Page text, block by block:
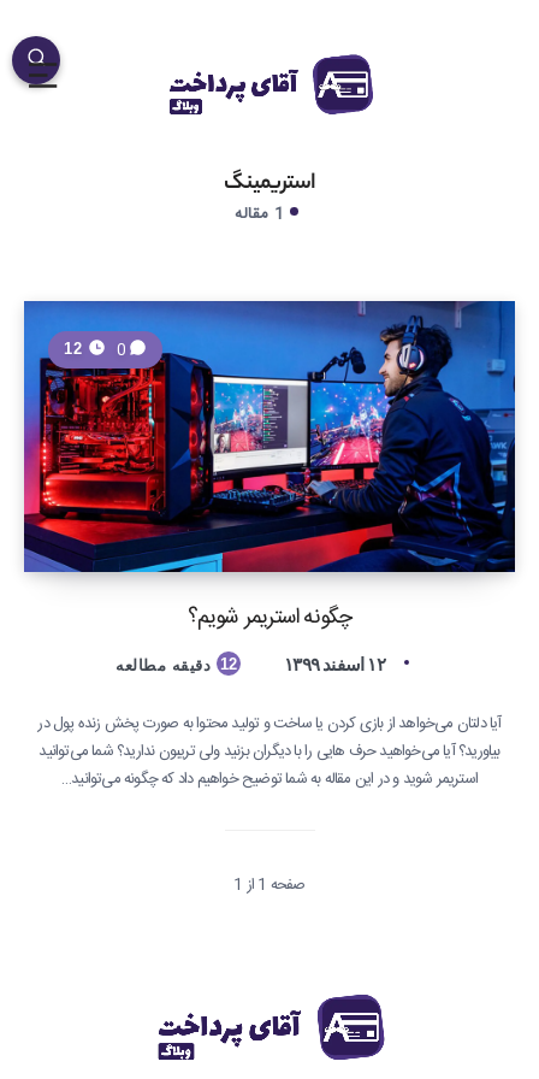
استریمینگ
چگونه استریمر شویم؟
0
۱۲ اسفند ۱۳۹۹ 12 دقیقه مطالعه
آیا دلتان می‌خواهد از بازی کردن یا ساخت و تولید محتوا به صورت پخش زنده پول در
بیاورید؟ آیا می‌خواهید حرف هایی را با دیگران بزنید ولی تریبون ندارید؟ شما می‌توانید
استریمر شوید و در این مقاله به شما توضیح خواهیم داد که چگونه می‌توانید…
صفحه 1 از 1